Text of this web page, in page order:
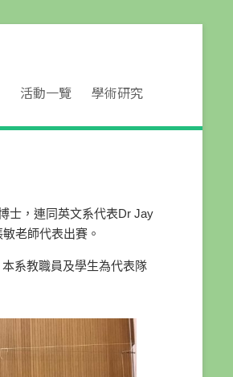
活動一覽 學術研究
士， 連同英文系代表Dr Jay
敏老師代表出賽。
系教職員及學生為代表隊